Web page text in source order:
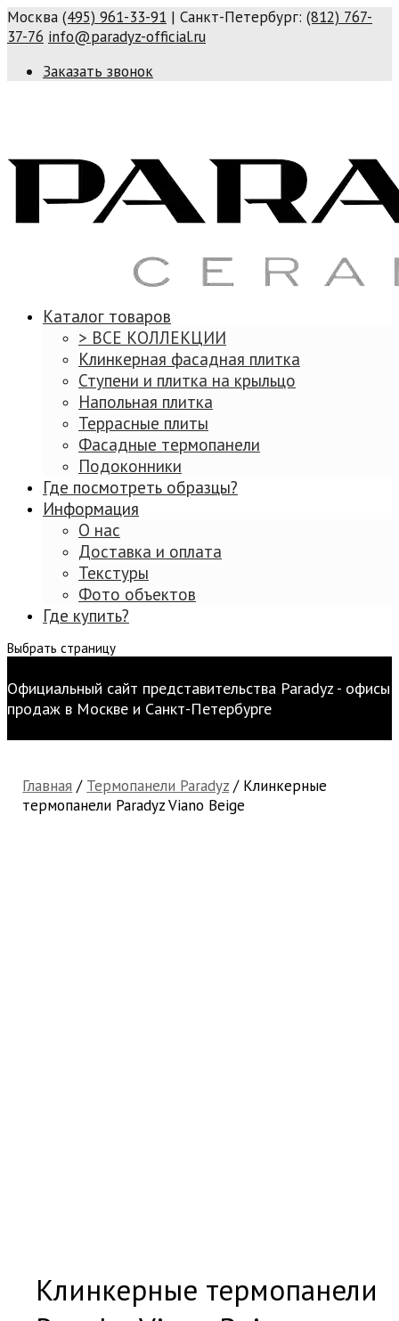
Москва (495) 961-33-91 | Санкт-Петербург: (812) 767-
37-76 info@paradyz-official.ru
Заказать звонок
Каталог товаров
> ВСЕ КОЛЛЕКЦИИ
Клинкерная фасадная плитка
Ступени и плитка на крыльцо
Напольная плитка
Террасные плиты
Фасадные термопанели
Подоконники
Где посмотреть образцы?
Информация
О нас
Доставка и оплата
Текстуры
Фото объектов
Где купить?
Выбрать страницу
Официальный сайт представительства Paradyz - офисы
продаж в Москве и Санкт-Петербурге
Главная / Термопанели Paradyz / Клинкерные
термопанели Paradyz Viano Beige
Клинкерные термопанели